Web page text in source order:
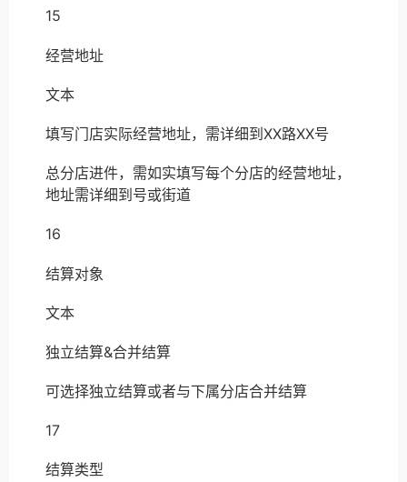
15
经营地址
文本
填写门店实际经营地址，需详细到XX路XX号
总分店进件，需如实填写每个分店的经营地址，
地址需详细到号或街道
16
结算对象
文本
独立结算&合并结算
可选择独立结算或者与下属分店合并结算
17
结算类型